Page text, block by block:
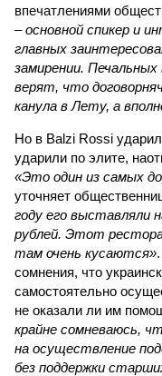
впечатлениями
– основной спикер и
главных
замирении. Печальных
верят, что
канула в Лету, а
Но в Balzi Rossi
ударили по элите,
«Это один из самых
уточняет
году его выставляли
рублей. Этот
там очень кусаются»
сомнения, что
самостоятельно
не оказали ли им
крайне сомневаюсь,
на осуществление
без поддержки